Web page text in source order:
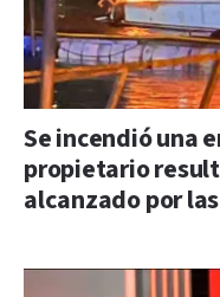
Se incendió una
propietario
alcanzado por